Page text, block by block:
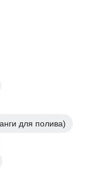
для полива)